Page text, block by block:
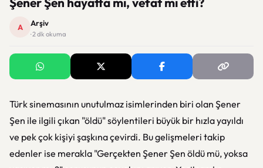
A Arşiv
· 2 dk okuma
Türk sinemasının unutulmaz isimlerinden biri olan Şener
Şen ile ilgili çıkan "öldü" söylentileri büyük bir hızla yayıldı
ve pek çok kişiyi şaşkına çevirdi. Bu gelişmeleri takip
edenler ise merakla "Gerçekten Şener Şen öldü mü, yoksa